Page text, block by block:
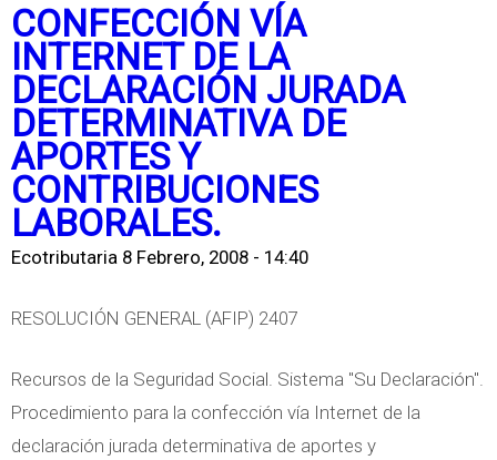
o
t
r
i
b
u
t
o
l
a
G
a
a
c
i
b
r
e
C
o
n
c
e
d
e
CONFECCIÓN VÍA
INTERNET DE LA
DECLARACIÓN JURADA
DETERMINATIVA DE
APORTES Y
CONTRIBUCIONES
LABORALES.
Ecotributaria 8 Febrero, 2008 - 14:40
RESOLUCIÓN GENERAL (AFIP) 2407
Recursos de la Seguridad Social. Sistema "Su Declaración".
Procedimiento para la confección vía Internet de la
declaración jurada determinativa de aportes y